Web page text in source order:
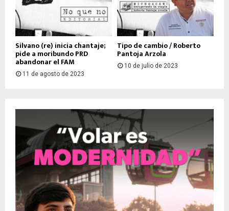
Silvano (re) inicia chantaje;
pide a moribundo PRD
abandonar el FAM
11 de agosto de 2023
Tipo de cambio / Roberto
Pantoja Arzola
10 de julio de 2023